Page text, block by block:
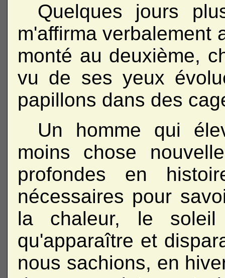
Quelques jours
m'affirma verbalement
monté au deuxième,
vu de ses yeux
papillons dans des
Un homme qui
moins chose
profondes en
nécessaires pour
la chaleur, le
qu'apparaître et
nous sachions, en